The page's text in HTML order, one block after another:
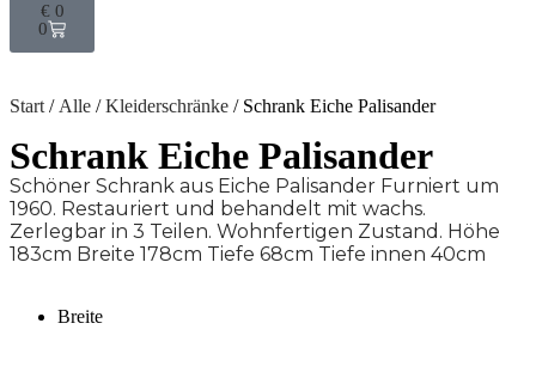
€ 0
0
Start / Alle /Kleiderschränke / Schrank Eiche Palisander
Schrank Eiche Palisander
Schöner Schrank aus Eiche Palisander Furniert um
1960. Restauriert und behandelt mit wachs.
Zerlegbar in 3 Teilen. Wohnfertigen Zustand. Höhe
183cm Breite 178cm Tiefe 68cm Tiefe innen 40cm
Breite